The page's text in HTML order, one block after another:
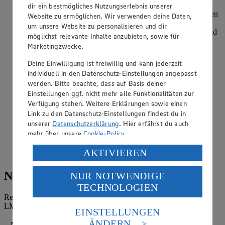
den Gewürzen und 300 ml Wasser in einem flachen Topf
aufkochen. Die Putenbrust in die kochende Flüssigkeit geben
und 10-12 Minuten bei mittlerer Hitze köcheln lassen.
Anschließend die Putenbrust aus der Flüssigkeit nehmen und
abkühlen lassen.
schleudern. Die Zwiebel pellen und in feine Streifen
schneiden.
Die Putenbrust in feine Streifen schneiden und sternförmig
auf einer großen Platte anrichten.
In der Mitte der Platte den Blattsalat sowie die filetierten
Orangen, die Kapern und die Zwiebelstreifen platzieren.
Das Putenbrust-Carpaccio großzügig mit Salz und Pfeffer
sowie der Balsamico Creme garnieren und servieren.
Nährwerte
Referenzmenge für einen durchschnittlichen Erwachsenen laut
LMIV (8.400 kJ/2.000 kcal).
dir ein bestmögliches Nutzungserlebnis unserer
Website zu ermöglichen. Wir verwenden deine Daten,
um unsere Website zu personalisieren und dir
möglichst relevante Inhalte anzubieten, sowie für
Marketingzwecke.
Deine Einwilligung ist freiwillig und kann jederzeit
individuell in den Datenschutz-Einstellungen angepasst
werden. Bitte beachte, dass auf Basis deiner
Einstellungen ggf. nicht mehr alle Funktionalitäten zur
Verfügung stehen. Weitere Erklärungen sowie einen
Link zu den Datenschutz-Einstellungen findest du in
unserer Datenschutzerklärung. Hier erfährst du auch
mehr über unsereCookie-Policy.
Verarbeitung deiner personenbezogenen Daten in den
USA durch Facebook und YouTube:
Wenn du auf „Aktivieren“ klickst, willigst du im Sinne
des Art. 49 Abs. 1 Satz 1 lit. a) DSGVO ein, dass deine
Daten in den USA verarbeitet werden. Der EuGH sieht
die USA als Land mit einem nach europäischen
Standards nicht angemessenen Datenschutzniveau an.
AKTIVIEREN
NUR NOTWENDIGE
TECHNOLOGIEN
EINSTELLUNGEN